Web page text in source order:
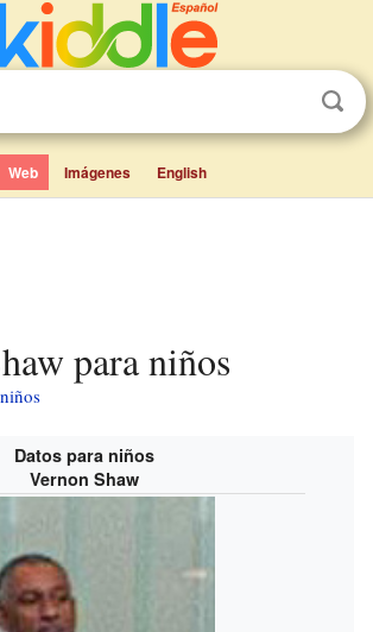
Web Imágenes English
para niños
Datos para niños
Vernon Shaw